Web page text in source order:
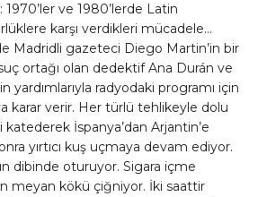
ve 1980’lerde Latin
karşı verdikleri mücadele…
Madridli gazeteci Diego Martin’in bir
ortağı olan dedektif Ana Durán ve
yardımlarıyla radyodaki programı için
karar verir. Her türlü tehlikeyle dolu
katederek İspanya’dan Arjantin’e
yırtıcı kuş uçmaya devam ediyor.
dibinde oturuyor. Sigara içme
meyan kökü çiğniyor. İki saattir